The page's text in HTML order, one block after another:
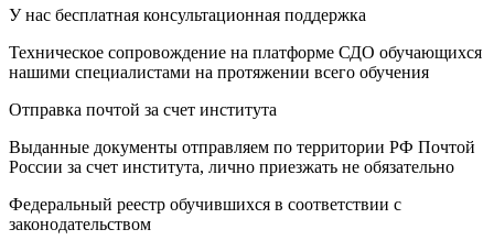
У нас бесплатная консультационная поддержка
Техническое сопровождение на платформе СДО обучающихся
нашими специалистами на протяжении всего обучения
Отправка почтой за счет института
Выданные документы отправляем по территории РФ Почтой
России за счет института, лично приезжать не обязательно
Федеральный реестр обучившихся в соответствии с
законодательством